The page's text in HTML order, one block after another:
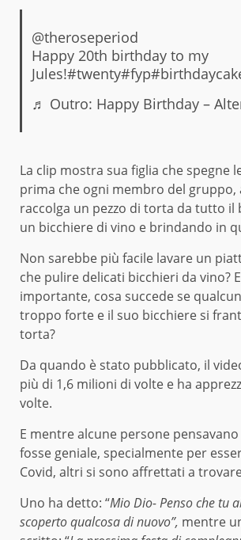
@theroseperiod
Happy 20th birthday to my
Jules!#twenty#fyp
♬ Outro: Happy Birthday –
La clip mostra sua figlia che spegne
prima che ogni membro del gruppo,
raccolga un pezzo di torta da tutto il
un bicchiere di vino e brindando in
Non sarebbe più facile lavare un
che pulire delicati bicchieri da vino?
importante, cosa succede se
troppo forte e il suo bicchiere si
torta?
Da quando è stato pubblicato, il
più di 1,6 milioni di volte e ha
volte.
E mentre alcune persone
fosse geniale, specialmente per
Covid, altri si sono affrettati a
Uno ha detto: “Mio Dio- Penso che tu
scoperto qualcosa di nuovo”, mentre